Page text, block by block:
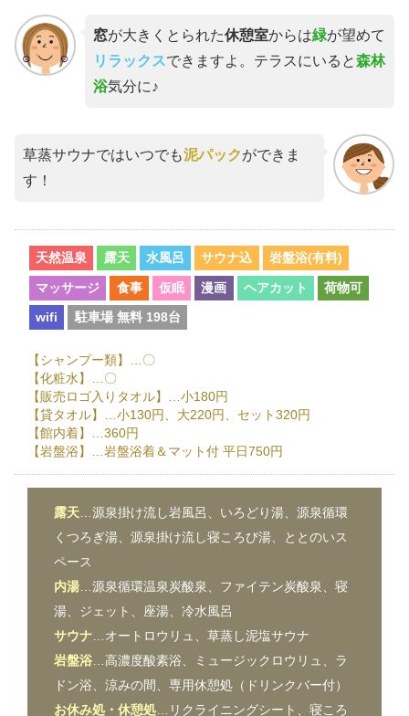
窓が大きくとられた休憩室からは緑が望めて
リラックスできますよ。テラスにいると森林
浴気分に♪
草蒸サウナではいつでも泥パックができま
す！
天然温泉 露天 水風呂 サウナ込 岩盤浴(有料)
マッサージ 食事 仮眠 漫画 ヘアカット 荷物可
wifi 駐車場 無料 198台
【シャンプー類】…〇
【化粧水】…〇
【販売ロゴ入りタオル】…小180円
【貸タオル】…小130円、大220円、セット320円
【館内着】…360円
【岩盤浴】…岩盤浴着＆マット付 平日750円
露天…源泉掛け流し岩風呂、いろどり湯、源泉循環
くつろぎ湯、源泉掛け流し寝ころび湯、ととのいス
ペース
内湯…源泉循環温泉炭酸泉、ファイテン炭酸泉、寝
湯、ジェット、座湯、冷水風呂
サウナ…オートロウリュ、草蒸し泥塩サウナ
岩盤浴…高濃度酸素浴、ミュージックロウリュ、ラ
ドン浴、涼みの間、専用休憩処（ドリンクバー付）
お休み処・休憩処…リクライニングシート、寝ころ